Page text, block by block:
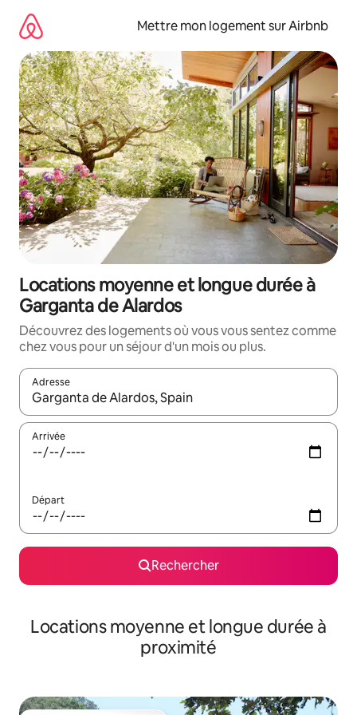
directement
contenu
Mettre mon logement sur Airbnb
Locations moyenne et longue durée à
Garganta de Alardos
Découvrez des logements où vous vous sentez comme
chez vous pour un séjour d'un mois ou plus.
Adresse
Lorsque les résultats s'affichent, utilisez les flèches vers le
Arrivée
Départ
Rechercher
Locations moyenne et longue durée à
proximité